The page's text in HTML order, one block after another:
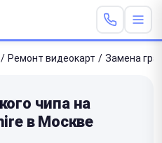
/ Ремонт видеокарт / Замена
чипа на
в Москве